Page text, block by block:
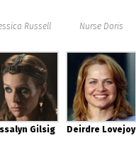
Russell Nurse Doris
Gilsig Deirdre Lovejoy